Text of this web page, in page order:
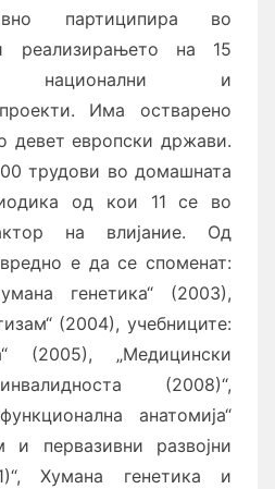
партиципира во
реализирањето на 15
национални и
Има остварено
девет европски држави.
трудови во домашната
од кои 11 се во
на влијание. Од
вредно е да се споменат:
генетика“ (2003),
(2004), учебниците:
(2005), „Медицински
(2008)“,
анатомија“
первазивни развојни
Хумана генетика и